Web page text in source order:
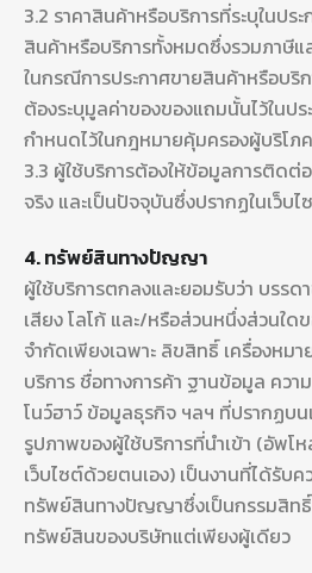
3.2 ราคาสินค้าหรือบริการที่ระบุในปร
สินค้าหรือบริการทั้งหมดซึ่งรวมภาษีแ
ในกรณีการประกาศขายสินค้าหรือบริ
ต้องระบุมูลค่าของของแถมนั้นไว้ในป
กำหนดไว้ในกฎหมายคุ้มครองผู้บริโภค
3.3 ผู้ใช้บริการต้องให้ข้อมูลการติดต่
จริง และเป็นปัจจุบันซึ่งปรากฏในเว็บไ
4. ทรัพย์สินทางปัญญา
ผู้ใช้บริการตกลงและยอมรับว่า บรร
เสียง โลโก้ และ/หรือส่วนหนึ่งส่วนใด
จำกัดเพียงเฉพาะ ลิขสิทธิ์ เครื่องหมา
บริการ ชื่อทางการค้า ฐานข้อมูล คว
โนว์ฮาว์ ข้อมูลธุรกิจ ฯลฯ ที่ปรากฏบ
รูปภาพของผู้ใช้บริการที่นำเข้า (อัพโ
เว็บไซต์ด้วยตนเอง) เป็นงานที่ได้รับ
ทรัพย์สินทางปัญญาซึ่งเป็นกรรมสิท
ทรัพย์สินของบริษัทแต่เพียงผู้เดียว